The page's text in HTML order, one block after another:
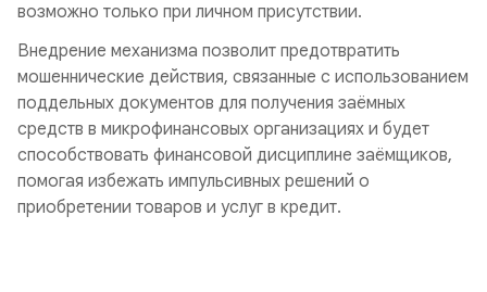
возможно только при личном присутствии.
Внедрение механизма позволит предотвратить
мошеннические действия, связанные с использованием
поддельных документов для получения заёмных
средств в микрофинансовых организациях и будет
способствовать финансовой дисциплине заёмщиков,
помогая избежать импульсивных решений о
приобретении товаров и услуг в кредит.